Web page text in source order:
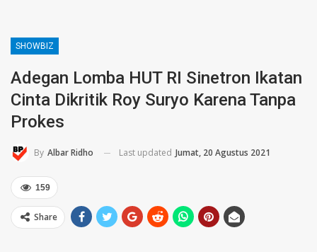
SHOWBIZ
Adegan Lomba HUT RI Sinetron Ikatan
Cinta Dikritik Roy Suryo Karena Tanpa
Prokes
By Albar Ridho Last updated Jumat, 20 Agustus 2021
159
Share